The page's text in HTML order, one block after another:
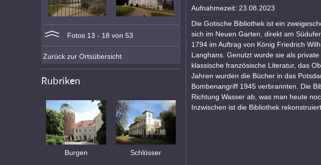
Aufnahmezeit: 23.08.2023
Die Gotische Bibliothek ist ein
sich im Neuen Garten, direkt am
1794 im Auftrag von König Friedrich
Langhans. Genutzt wurde sie als
klassische französische Literatur, das
Jahren wurden die Bücher in das
Bombenangriff 1945 verbrannten. Die
Richtung Wasser ab, was man heute
Inzwischen ist die Bibliothek rekonstruiert.
Fotos 13 - 18 von 53
Zurück zur Ortsübersicht
Rubriken
Burgen Schlösser